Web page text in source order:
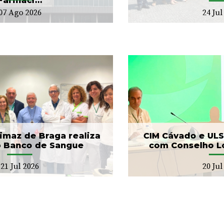
Ago 2026 24
de Braga realiza
Banco de Sangue
21 Jul 2026
CIM Cávado e
com Conselho
20
e ULS Braga
com Conselho
de Saúde...
20 Jul 2026
Banco de
gesto